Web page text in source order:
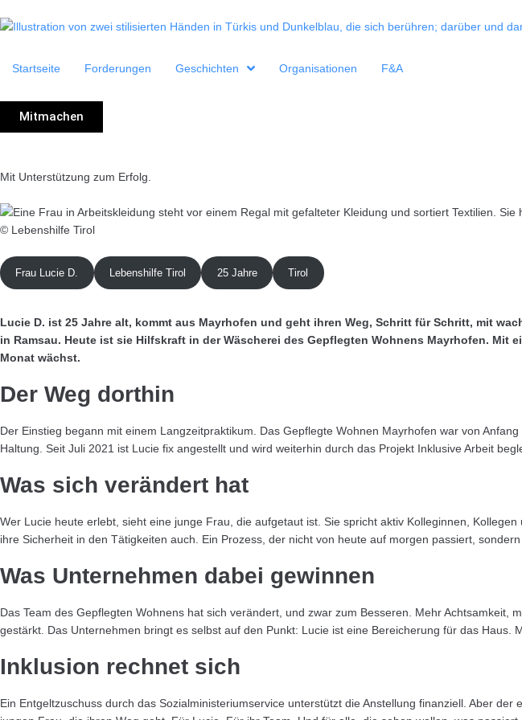
Startseite Forderungen Geschichten Organisationen F&A
Mitmachen
Mit Unterstützung zum Erfolg.
© Lebenshilfe Tirol
Frau Lucie D. Lebenshilfe Tirol 25 Jahre Tirol
Lucie D. ist 25 Jahre alt, kommt aus Mayrhofen und geht ihren Weg, Schritt für Schritt, mit
in Ramsau. Heute ist sie Hilfskraft in der Wäscherei des Gepflegten Wohnens Mayrhofen.
Monat wächst.
Der Weg dorthin
Der Einstieg begann mit einem Langzeitpraktikum. Das Gepflegte Wohnen Mayrhofen war von
Haltung. Seit Juli 2021 ist Lucie fix angestellt und wird weiterhin durch das Projekt Inklusive Arbeit
Was sich verändert hat
Wer Lucie heute erlebt, sieht eine junge Frau, die aufgetaut ist. Sie spricht aktiv Kolleginnen,
ihre Sicherheit in den Tätigkeiten auch. Ein Prozess, der nicht von heute auf morgen passiert,
Was Unternehmen dabei gewinnen
Das Team des Gepflegten Wohnens hat sich verändert, und zwar zum Besseren. Mehr
gestärkt. Das Unternehmen bringt es selbst auf den Punkt: Lucie ist eine Bereicherung für das Haus.
Inklusion rechnet sich
Ein Entgeltzuschuss durch das Sozialministeriumservice unterstützt die Anstellung finanziell. Aber